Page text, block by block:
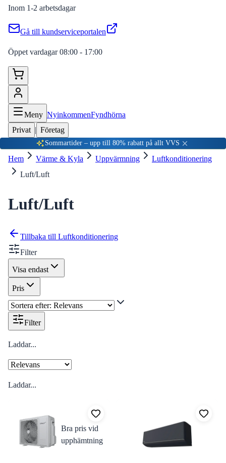
Inom 1-2 arbetsdagar
Gå till kundserviceportalen
Öppet vardagar 08:00 - 17:00
Meny NyinkommenFyndhörna
Privat | Företag
Sommartider – upp till 80% rabatt på allt VVS
Hem Värme & Kyla Uppvärmning
Luftkonditionering
Luft/Luft
Luft/Luft
Tillbaka till Luftkonditionering
Filter
Visa endast
Pris
Filter
Laddar...
Laddar...
Bra pris vid
upphämtning